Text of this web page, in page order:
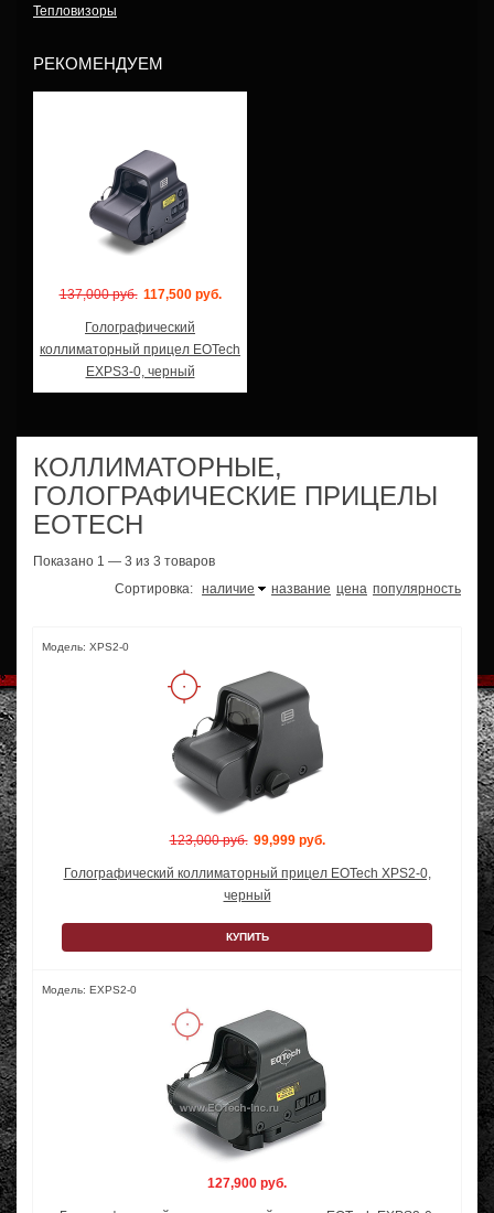
Тепловизоры
РЕКОМЕНДУЕМ
137,000 руб. 117,500 руб.
Голографический
коллиматорный прицел EOTech
EXPS3-0, черный
КОЛЛИМАТОРНЫЕ,
ГОЛОГРАФИЧЕСКИЕ ПРИЦЕЛЫ
EOTECH
Показано 1 — 3 из 3 товаров
Сортировка: наличие название цена популярность
Модель: XPS2-0
123,000 руб. 99,999 руб.
Голографический коллиматорный прицел EOTech XPS2-0,
черный
КУПИТЬ
Модель: EXPS2-0
127,900 руб.